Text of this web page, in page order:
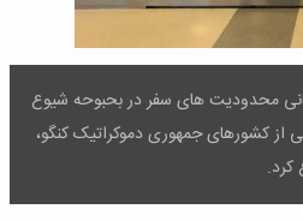
محدودیت های سفر در بحبوحه شیوع
از کشورهای جمهوری دموکراتیک کنگو،
کرد.